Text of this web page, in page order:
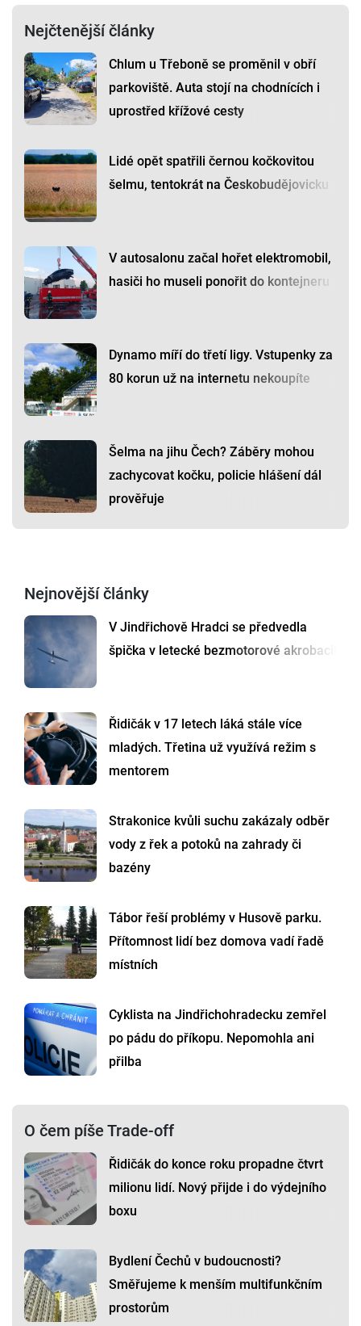
Nejčtenější články
Chlum u Třeboně se proměnil v obří
parkoviště. Auta stojí na chodnících i
uprostřed křížové cesty
Lidé opět spatřili černou kočkovitou
šelmu, tentokrát na Českobudějovicku
V autosalonu začal hořet elektromobil,
hasiči ho museli ponořit do kontejneru
Dynamo míří do třetí ligy. Vstupenky za
80 korun už na internetu nekoupíte
Šelma na jihu Čech? Záběry mohou
zachycovat kočku, policie hlášení dál
prověřuje
Nejnovější články
V Jindřichově Hradci se předvedla
špička v letecké bezmotorové akrobacii
Řidičák v 17 letech láká stále více
mladých. Třetina už využívá režim s
mentorem
Strakonice kvůli suchu zakázaly odběr
vody z řek a potoků na zahrady či
bazény
Tábor řeší problémy v Husově parku.
Přítomnost lidí bez domova vadí řadě
místních
Cyklista na Jindřichohradecku zemřel
po pádu do příkopu. Nepomohla ani
přilba
O čem píše Trade-off
Řidičák do konce roku propadne čtvrt
milionu lidí. Nový přijde i do výdejního
boxu
Bydlení Čechů v budoucnosti?
Směřujeme k menším multifunkčním
prostorům